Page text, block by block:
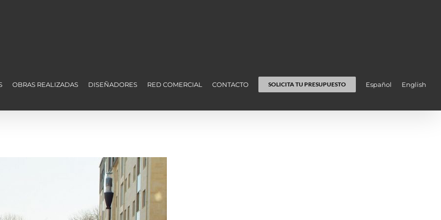
OBRAS REALIZADAS DISEÑADORES RED COMERCIAL CONTACTO SOLICITA TU PRESUPUESTO Español English